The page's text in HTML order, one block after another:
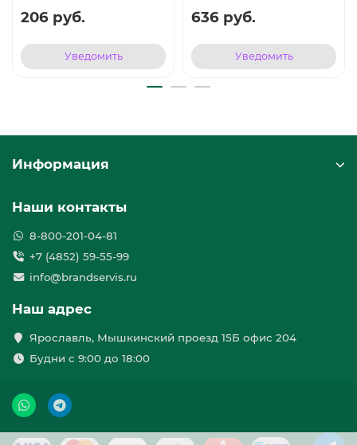
206 руб.
Уведомить
636 руб.
Уведомить
Информация
Наши контакты
8-800-201-04-81
+7 (4852) 59-55-99
info@brandservis.ru
Наш адрес
Ярославль, Мышкинский проезд 15Б офис 204
Будни с 9:00 до 18:00